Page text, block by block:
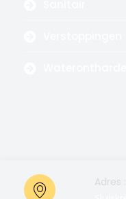
Adres :